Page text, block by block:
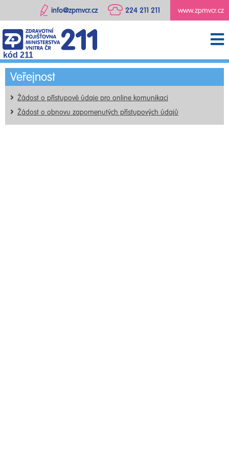
www.zpmvcr.cz
224 211 211
info@zpmvcr.cz
kód 211
Veřejnost
Žádost o přístupové údaje pro online komunikaci
Žádost o obnovu zapomenutých přístupových údajů